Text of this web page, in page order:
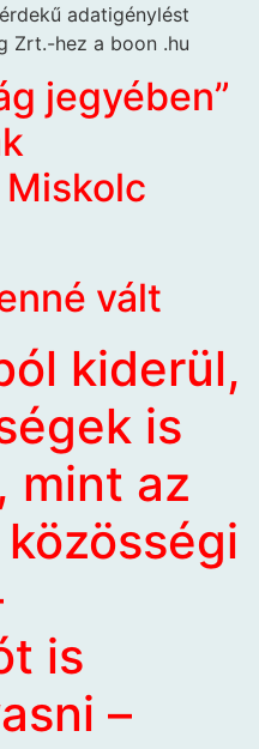
adatigénylést
Zrt.-hez a boon .hu
jegyében”
vált
kiderül,
is
mint az
is
–